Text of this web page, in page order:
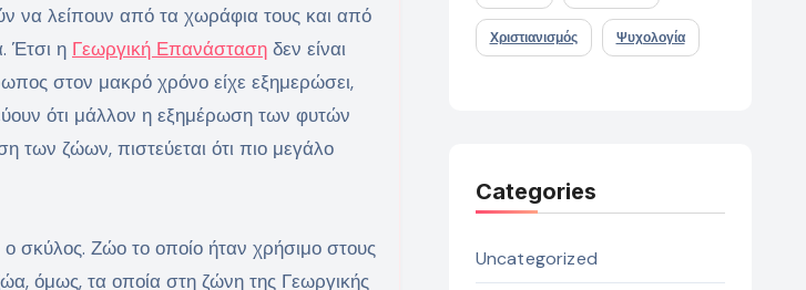
να λείπουν από τα χωράφια τους και από
Έτσι η Γεωργική Επανάσταση δεν είναι
στον μακρό χρόνο είχε εξημερώσει,
ότι μάλλον η εξημέρωση των φυτών
των ζώων, πιστεύεται ότι πιο μεγάλο
σκύλος. Ζώο το οποίο ήταν χρήσιμο στους
όμως, τα οποία στη ζώνη της Γεωργικής
Χριστιανισμός Ψυχολογία
Categories
Uncategorized